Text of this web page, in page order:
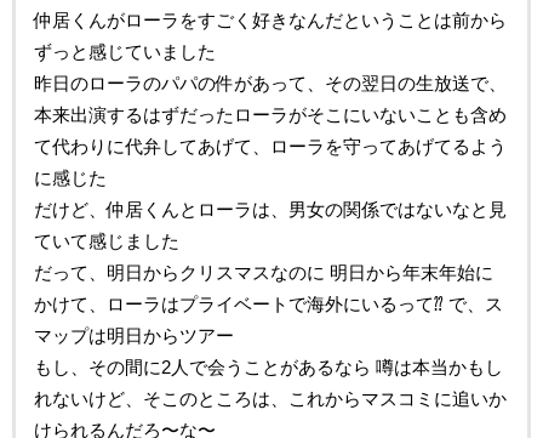
仲居くんがローラをすごく好きなんだということは前から
ずっと感じていました
昨日のローラのパパの件があって、その翌日の生放送で、
本来出演するはずだったローラがそこにいないことも含め
て代わりに代弁してあげて、ローラを守ってあげてるよう
に感じた
だけど、仲居くんとローラは、男女の関係ではないなと見
ていて感じました
だって、明日からクリスマスなのに 明日から年末年始に
かけて、ローラはプライベートで海外にいるって⁇ で、ス
マップは明日からツアー
もし、その間に2人で会うことがあるなら 噂は本当かもし
れないけど、そこのところは、これからマスコミに追いか
けられるんだろ〜な〜